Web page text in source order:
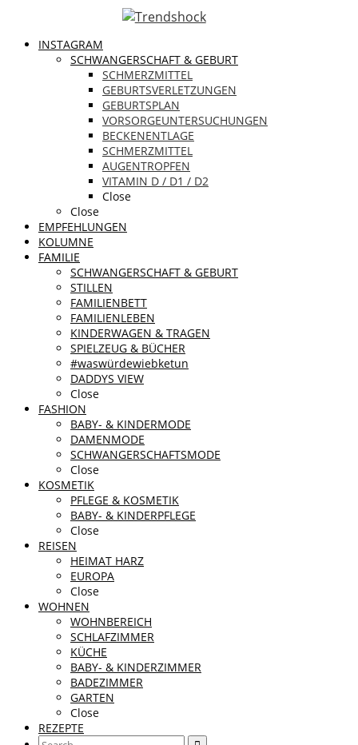
INSTAGRAM
SCHWANGERSCHAFT & GEBURT
SCHMERZMITTEL
GEBURTSVERLETZUNGEN
GEBURTSPLAN
VORSORGEUNTERSUCHUNGEN
BECKENENTLAGE
SCHMERZMITTEL
AUGENTROPFEN
VITAMIN D / D1 / D2
Close
Close
EMPFEHLUNGEN
KOLUMNE
FAMILIE
SCHWANGERSCHAFT & GEBURT
STILLEN
FAMILIENBETT
FAMILIENLEBEN
KINDERWAGEN & TRAGEN
SPIELZEUG & BÜCHER
#waswürdewiebketun
DADDYS VIEW
Close
FASHION
BABY- & KINDERMODE
DAMENMODE
SCHWANGERSCHAFTSMODE
Close
KOSMETIK
PFLEGE & KOSMETIK
BABY- & KINDERPFLEGE
Close
REISEN
HEIMAT HARZ
EUROPA
Close
WOHNEN
WOHNBEREICH
SCHLAFZIMMER
KÜCHE
BABY- & KINDERZIMMER
BADEZIMMER
GARTEN
Close
REZEPTE